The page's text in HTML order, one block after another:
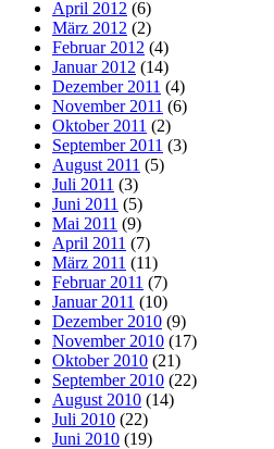
April 2012 (6)
März 2012 (2)
Februar 2012 (4)
Januar 2012 (14)
Dezember 2011 (4)
November 2011 (6)
Oktober 2011 (2)
September 2011 (3)
August 2011 (5)
Juli 2011 (3)
Juni 2011 (5)
Mai 2011 (9)
April 2011 (7)
März 2011 (11)
Februar 2011 (7)
Januar 2011 (10)
Dezember 2010 (9)
November 2010 (17)
Oktober 2010 (21)
September 2010 (22)
August 2010 (14)
Juli 2010 (22)
Juni 2010 (19)